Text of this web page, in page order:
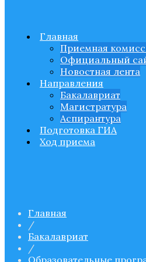
Приемная комиссия
поступающим
Главная
Приемная
Официальный
Новостная лента
Направления
Бакалавриат
Магистратура
Аспирантура
Подготовка ГИА
Ход приема
Главная
/
Бакалавриат
/
Образовательные